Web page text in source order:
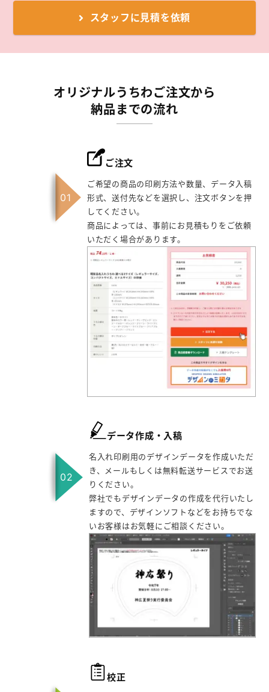
スタッフに見積を依頼
オリジナルうちわご注文から
納品までの流れ
ご注文
ご希望の商品の印刷方法や数量、データ入稿
形式、送付先などを選択し、注文ボタンを押
してください。
商品によっては、事前にお見積もりをご依頼
いただく場合があります。
データ作成・入稿
名入れ印刷用のデザインデータを作成いただ
き、メールもしくは無料転送サービスでお送
りください。
弊社でもデザインデータの作成を代行いたし
ますので、デザインソフトなどをお持ちでな
いお客様はお気軽にご相談ください。
校正